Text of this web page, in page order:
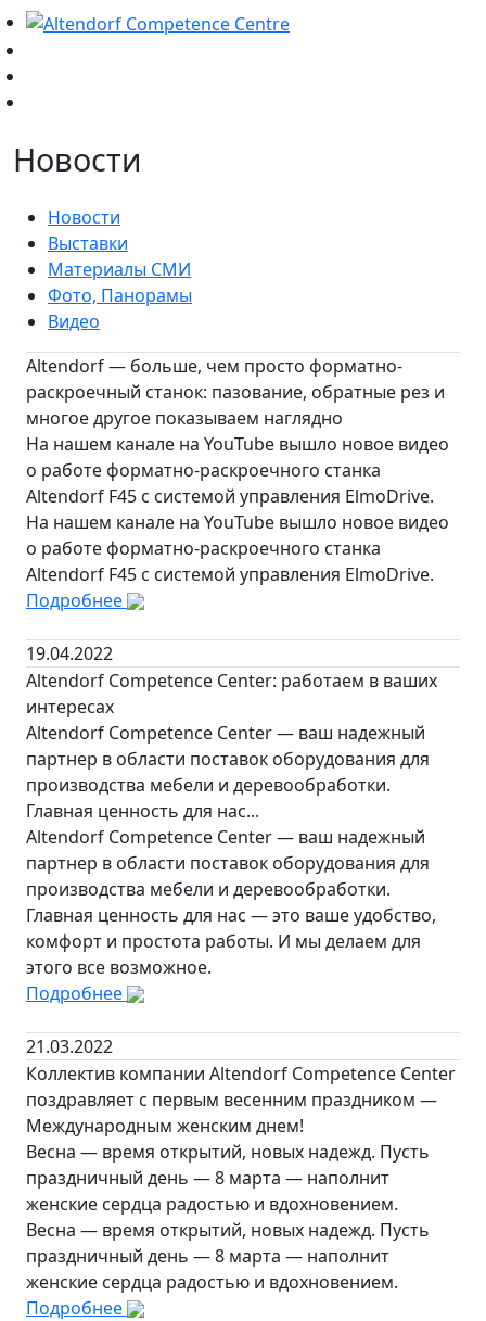
Новости
Новости
Выставки
Материалы СМИ
Фото, Панорамы
Видео
Altendorf — больше, чем просто форматно-
раскроечный станок: пазование, обратные рез и
многое другое показываем наглядно
На нашем канале на YouTube вышло новое видео
о работе форматно-раскроечного станка
Altendorf F45 с системой управления ElmoDrive.
На нашем канале на YouTube вышло новое видео
о работе форматно-раскроечного станка
Altendorf F45 с системой управления ElmoDrive.
Подробнее
19.04.2022
Altendorf Competence Center: работаем в ваших
интересах
Altendorf Competence Center — ваш надежный
партнер в области поставок оборудования для
производства мебели и деревообработки.
Главная ценность для нас...
Altendorf Competence Center — ваш надежный
партнер в области поставок оборудования для
производства мебели и деревообработки.
Главная ценность для нас — это ваше удобство,
комфорт и простота работы. И мы делаем для
этого все возможное.
Подробнее
21.03.2022
Коллектив компании Altendorf Competence Center
поздравляет с первым весенним праздником —
Международным женским днем!
Весна — время открытий, новых надежд. Пусть
праздничный день — 8 марта — наполнит
женские сердца радостью и вдохновением.
Весна — время открытий, новых надежд. Пусть
праздничный день — 8 марта — наполнит
женские сердца радостью и вдохновением.
Подробнее